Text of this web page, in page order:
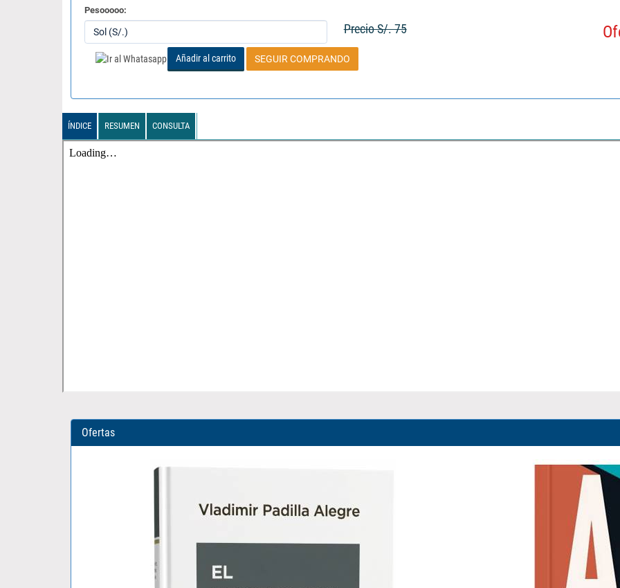
Pesooooo:
Precio S/. 75
Añadir al carrito SEGUIR COMPRANDO
ÍNDICE RESUMEN CONSULTA
Ofertas